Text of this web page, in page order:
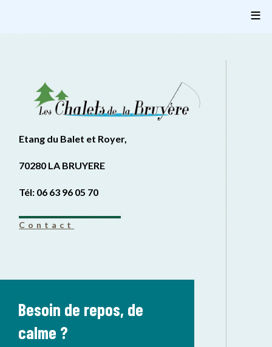
Etang du Balet et Royer,
70280 LA BRUYERE
Tél: 06 63 96 05 70
Contact
Besoin de repos, de
calme ?
≡